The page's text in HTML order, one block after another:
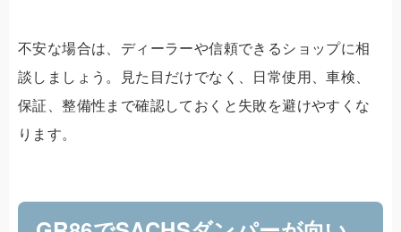
不安な場合は、ディーラーや信頼できるショップに相
談しましょう。見た目だけでなく、日常使用、車検、
保証、整備性まで確認しておくと失敗を避けやすくな
ります。